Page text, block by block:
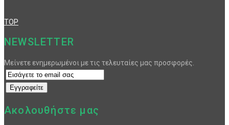
TOP
NEWSLETTER
Μείνετε ενημερωμένοι με τις τελευταίες μας προσφορές.
Ακολουθήστε μας